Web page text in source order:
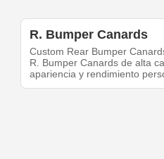
R. Bumper Canards
Custom Rear Bumper
R. Bumper Canards de alta
apariencia y rendimiento